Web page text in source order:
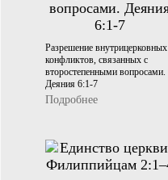
Разрешение внутрицерковных
конфликтов, связанных с
второстепенными вопросами.
Деяния 6:1-7
Подробнее